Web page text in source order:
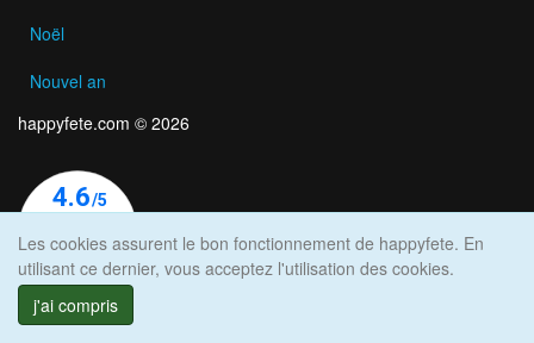
Noël
Nouvel an
happyfete.com © 2026
Les cookies assurent le bon fonctionnement de happyfete. En
utilisant ce dernier, vous acceptez l'utilisation des cookies.
j'ai compris